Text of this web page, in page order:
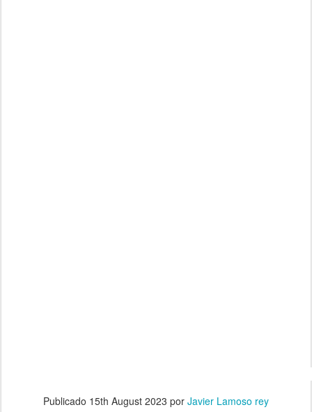
Publicado 15th August 2023 por Javier Lamoso rey